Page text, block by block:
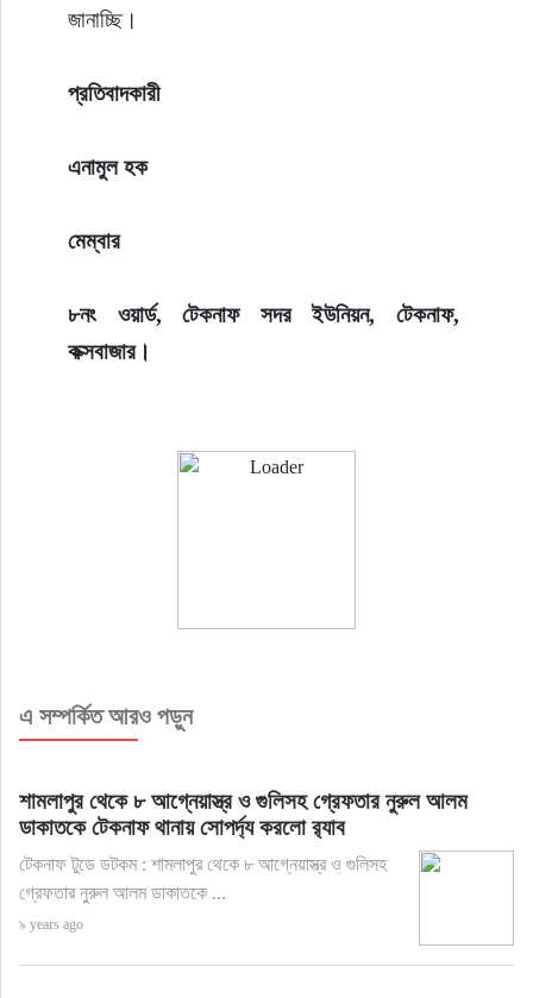
জানাচ্ছি।
প্রতিবাদকারী
এনামুল হক
মেম্বার
৮নং ওয়ার্ড, টেকনাফ সদর ইউনিয়ন, টেকনাফ,
কক্সবাজার।
এ সম্পর্কিত আরও পড়ুন
শামলাপুর থেকে ৮ আগ্নেয়াস্ত্র ও গুলিসহ গ্রেফতার নুরুল আলম
ডাকাতকে টেকনাফ থানায় সোপর্দ্য করলো র‌্যাব
টেকনাফ টুডে ডটকম : শামলাপুর থেকে ৮ আগ্নেয়াস্ত্র ও গুলিসহ
গ্রেফতার নুরুল আলম ডাকাতকে ...
৯ years ago